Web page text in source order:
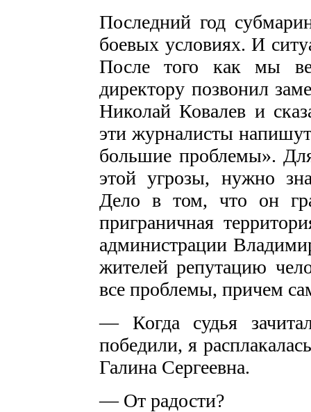
Последний год
боевых условиях. И
После того как мы
директору позвонил
Николай Ковалев и
эти журналисты
большие проблемы».
этой угрозы, нужно
Дело в том, что он
приграничная
администрации
жителей репутацию
все проблемы, причем
— Когда судья
победили, я
Галина Сергеевна.
— От радости?